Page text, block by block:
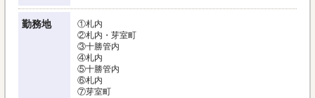
勤務地
①札内
②札内・芽室町
③十勝管内
④札内
⑤十勝管内
⑥札内
⑦芽室町